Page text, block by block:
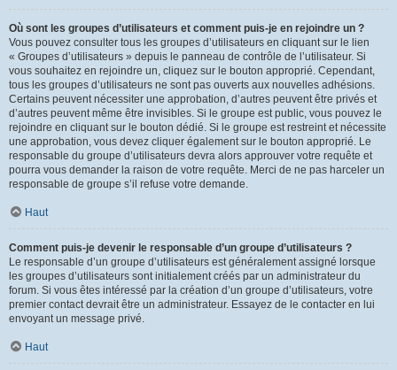
Où sont les groupes d’utilisateurs et comment puis-je en rejoindre un ?
Vous pouvez consulter tous les groupes d’utilisateurs en cliquant sur le lien
« Groupes d’utilisateurs » depuis le panneau de contrôle de l’utilisateur. Si
vous souhaitez en rejoindre un, cliquez sur le bouton approprié. Cependant,
tous les groupes d’utilisateurs ne sont pas ouverts aux nouvelles adhésions.
Certains peuvent nécessiter une approbation, d’autres peuvent être privés et
d’autres peuvent même être invisibles. Si le groupe est public, vous pouvez le
rejoindre en cliquant sur le bouton dédié. Si le groupe est restreint et nécessite
une approbation, vous devez cliquer également sur le bouton approprié. Le
responsable du groupe d’utilisateurs devra alors approuver votre requête et
pourra vous demander la raison de votre requête. Merci de ne pas harceler un
responsable de groupe s’il refuse votre demande.
Haut
Comment puis-je devenir le responsable d’un groupe d’utilisateurs ?
Le responsable d’un groupe d’utilisateurs est généralement assigné lorsque
les groupes d’utilisateurs sont initialement créés par un administrateur du
forum. Si vous êtes intéressé par la création d’un groupe d’utilisateurs, votre
premier contact devrait être un administrateur. Essayez de le contacter en lui
envoyant un message privé.
Haut